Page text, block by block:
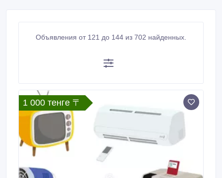
Объявления от 121 до 144 из 702 найденных.
1 000 тенге 〒